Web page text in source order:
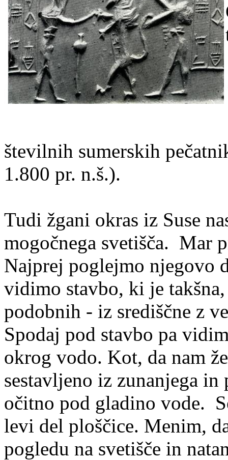
številnih sumerskih
1.800 pr. n.š.).
Tudi žgani okras iz Suse
mogočnega svetišča. Mar
Najprej poglejmo njegovo
vidimo stavbo, ki je
podobnih - iz središčne z
Spodaj pod stavbo pa
okrog vodo. Kot, da nam
sestavljeno iz zunanjega
očitno pod gladino vode.
levi del ploščice. Menim,
pogledu na svetišče in